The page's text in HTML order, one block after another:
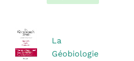
options
La
Géobiologie